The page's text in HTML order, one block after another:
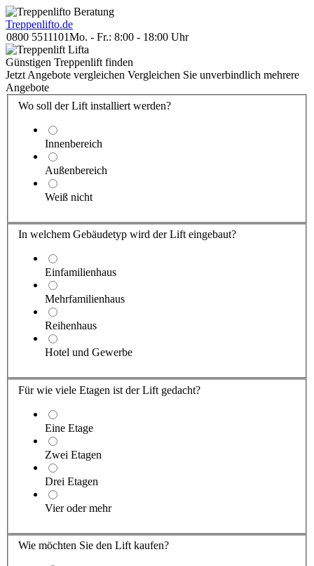
Treppenlifto.de
0800 5511101Mo. - Fr.: 8:00 - 18:00 Uhr
Günstigen Treppenlift finden
Jetzt Angebote vergleichen Vergleichen Sie unverbindlich mehrere
Angebote
Wo soll der Lift installiert werden?
Innenbereich
Außenbereich
Weiß nicht
In welchem Gebäudetyp wird der Lift eingebaut?
Einfamilienhaus
Mehrfamilienhaus
Reihenhaus
Hotel und Gewerbe
Für wie viele Etagen ist der Lift gedacht?
Eine Etage
Zwei Etagen
Drei Etagen
Vier oder mehr
Wie möchten Sie den Lift kaufen?